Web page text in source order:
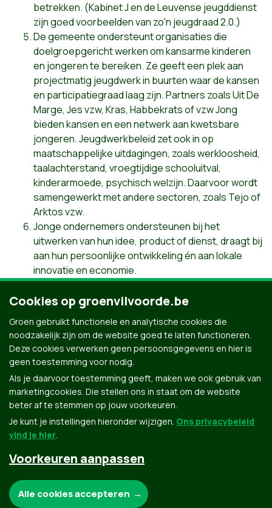
betrekken. (Kabinet Jen de Leuvense jeugddienst
zijn goed voorbeelden van zo'n jeugdraad 2.0.)
De gemeente ondersteunt organisaties die
doelgroepgericht werken om kansarme kinderen
en jongeren te bereiken. Ze geeft een plek aan
projectmatig jeugdwerk in buurten waar de kansen
en participatiegraad laag zijn. Partners zoalsUit De
Marge, Jes vzw, Kras, Habbekratsofvzw Jong
bieden kansen en een netwerk aan kwetsbare
jongeren. Jeugdwerkbeleid zet ook in op
maatschappelijke uitdagingen, zoals werkloosheid,
taalachterstand, vroegtijdige schooluitval,
kinderarmoede, psychisch welzijn. Daarvoor wordt
samengewerkt met andere sectoren, zoals Tejoof
Arktos vzw.
Jonge ondernemers ondersteunen bij het
uitwerken van hun idee, product of dienst, draagt bij
aan hun persoonlijke ontwikkeling én aan lokale
innovatie en economie.
De stad ondersteunt jongeren die
(kader-)vormingen willen volgen, ook jongeren die
traject (Elders Verworven Competenties) kan
kennis en ervaring van jongeren in het jeugdwerk
valoriseren in een 'ervaringscertificaat'.
Groen.be
Cookies op groenvilvoorde.be
Groen gebruikt functionele en analytische cookies die
noodzakelijk zijn om de website goed te laten functioneren.
Deze cookies verwerken geen persoonsgegevens en hier is
geen toestemming voor nodig.
Als je daarvoor toestemming geeft, maken we ook gebruik van
marketingcookies. Die stellen ons in staat om de website
beter af te stemmen op jouw voorkeuren.
Je kunt je instellingen hieronder wijzigen. Ons privacybeleid
vind je hier.
Voorkeuren aanpassen
Alle cookies accepteren